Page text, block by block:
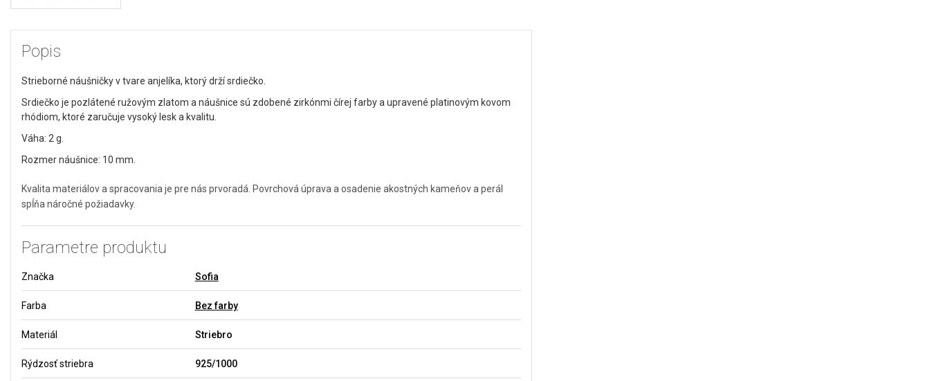
Popis
Strieborné náušničky v tvare anjelíka, ktorý drží srdiečko.
Srdiečko je pozlátené ružovým zlatom a náušnice sú zdobené zirkónmi čírej farby a upravené platinovým kovom
rhódiom, ktoré zaručuje vysoký lesk a kvalitu.
Váha: 2 g.
Rozmer náušnice: 10 mm.
Kvalita materiálov a spracovania je pre nás prvoradá. Povrchová úprava a osadenie akostných kameňov a perál
spĺňa náročné požiadavky.
Parametre produktu
Značka Sofia
Farba Bez farby
Materiál Striebro
Rýdzosť striebra 925/1000